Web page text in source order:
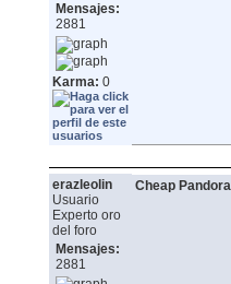
Mensajes:
2881
Karma: 0
erazleolin
Usuario
Experto oro
del foro
Mensajes:
2881
Cheap